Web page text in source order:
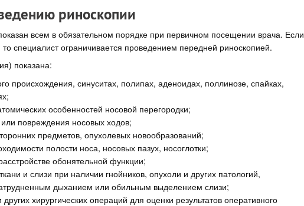
риноскопии
всем в обязательном порядке при первичном посещении врача. Если
специалист ограничивается проведением передней риноскопией.
показана:
происхождения, синуситах, полипах, аденоидах, поллинозе, спайках,
особенностей носовой перегородки;
повреждения носовых ходов;
предметов, опухолевых новообразований;
полости носа, носовых пазух, носоглотки;
обонятельной функции;
и слизи при наличии гнойников, опухоли и других патологий,
дыханием или обильным выделением слизи;
хирургических операций для оценки результатов оперативного